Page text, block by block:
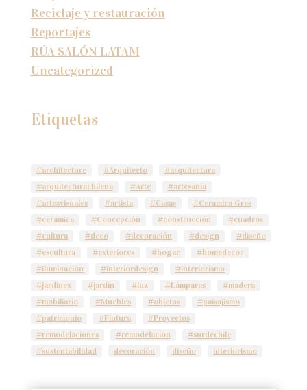
Reciclaje y restauración
Reportajes
RÚA SALÓN LATAM
Uncategorized
Etiquetas
#architecture #Arquitecto
#arquitectura
#arquitecturachilena
#Arte
#artesanía
#artesvisuales
#artista #Casas
#Ceramica Gres
#cerámica
#Concepción #construcción
#cuadros
#cultura
#deco #decoración #design
#diseño
#escultura
#exteriores #hogar
#homedecor
#iluminación
#interiordesign
#interiorismo
#jardines
#jardín #luz #Lámparas
#madera
#mobiliario
#Muebles #objetos
#paisajismo
#patrimonio
#Pintura
#Proyectos
#remodelaciones
#remodelación
#surdechile
#sustentabilidad
decoración diseño interiorismo